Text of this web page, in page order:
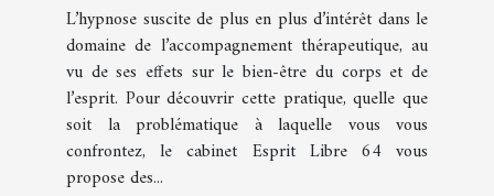
L’hypnose suscite de plus en plus d’intérêt dans le
domaine de l’accompagnement thérapeutique, au
vu de ses effets sur le bien-être du corps et de
l’esprit. Pour découvrir cette pratique, quelle que
soit la problématique à laquelle vous vous
confrontez, le cabinet Esprit Libre 64 vous
propose des...